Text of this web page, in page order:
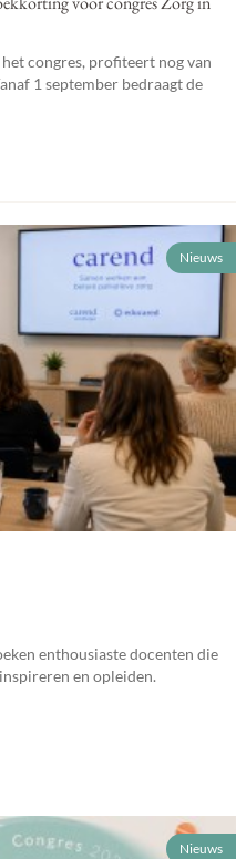
congres, profiteert nog van
1 september bedraagt de
Nieuws
enthousiaste docenten die
en opleiden.
Nieuws